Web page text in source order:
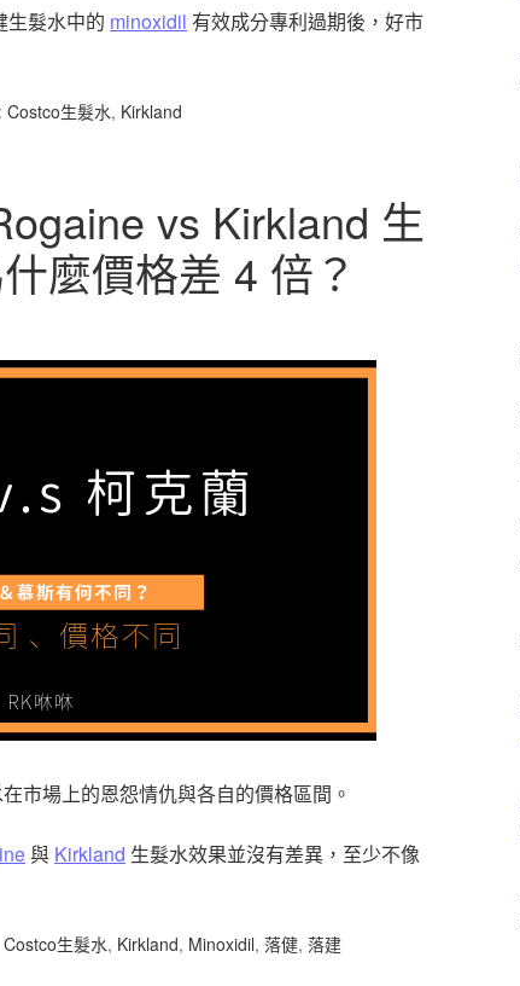
生髮水中的 minoxidil 有效成分專利過期後，好市
Costco生髮水, Kirkland
vs Kirkland 生
麼價格差 4 倍？
市場上的恩怨情仇與各自的價格區間。
與 Kirkland 生髮水效果並沒有差異，至少不像
Costco生髮水, Kirkland, Minoxidil, 落健, 落建